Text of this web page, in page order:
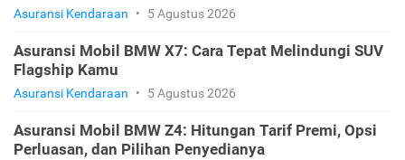
Asuransi Kendaraan • 5 Agustus 2026
Asuransi Mobil BMW X7: Cara Tepat Melindungi SUV
Flagship Kamu
Asuransi Kendaraan • 5 Agustus 2026
Asuransi Mobil BMW Z4: Hitungan Tarif Premi, Opsi
Perluasan, dan Pilihan Penyedianya